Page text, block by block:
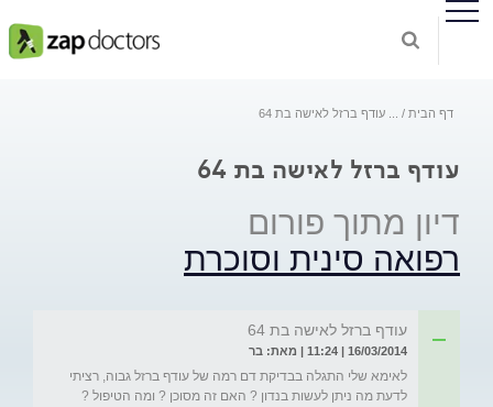
דף הבית עודף ברזל לאישה בת 64
עודף ברזל לאישה בת 64
דיון מתוך פורום
רפואה סינית וסוכרת
עודף ברזל לאישה בת 64
16/03/2014 | 11:24 | מאת: בר
לאימא שלי התגלה בבדיקת דם רמה של עודף ברזל גבוה, רציתי
לדעת מה ניתן לעשות בנדון ? האם זה מסוכן ? ומה הטיפול ?